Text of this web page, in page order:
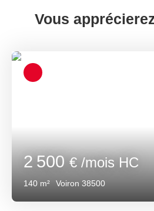
Vous
2 500€ /mois HC
140 m² Voiron 38500